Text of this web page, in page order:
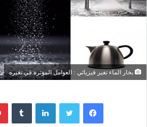
بخار الماء تغير فيزيائي : العوامل المؤثرة في تغيره
لينكدإن ‏Tumblr